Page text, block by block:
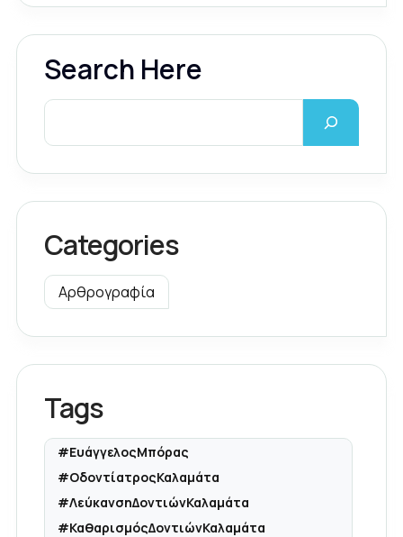
Search Here
Categories
Αρθρογραφία
Tags
#ΕυάγγελοςΜπόρας
#ΟδοντίατροςΚαλαμάτα
#ΛεύκανσηΔοντιώνΚαλαμάτα
#ΚαθαρισμόςΔοντιώνΚαλαμάτα